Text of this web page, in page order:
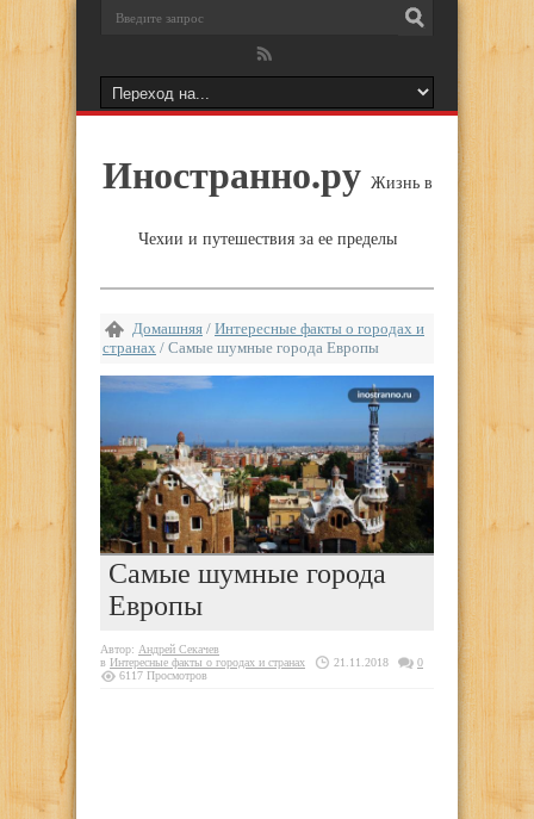
Иностранно.ру Жизнь в
Чехии и путешествия за ее пределы
Домашняя / Интересные факты о городах и
странах / Самые шумные города Европы
Самые шумные города
Европы
Автор: Андрей Секачев
в Интересные факты о городах и странах 21.11.2018
0
6117 Просмотров